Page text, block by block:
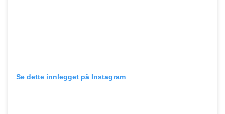
Se dette innlegget på Instagram